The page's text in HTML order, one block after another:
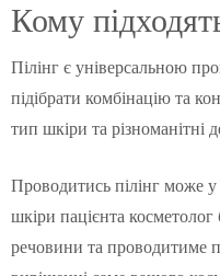
Кому
Пілінг є універсальною
підібрати комбінацію та
тип шкіри та різноманітні
Проводитись пілінг може у
шкіри пацієнта
речовини та проводитиме